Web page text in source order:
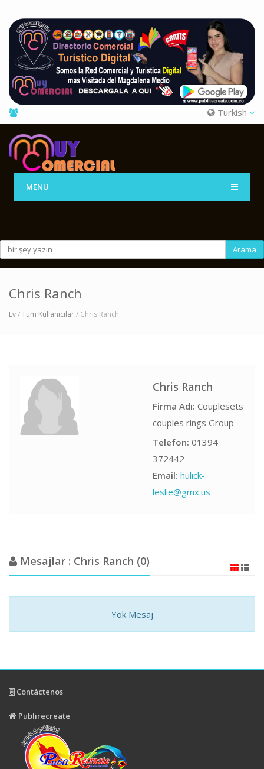
Turkish
MENÜ
Arama
Chris Ranch
Ev/Tüm Kullanıcılar/ Chris Ranch
Chris Ranch
Firma Adı: Couplesets
couples rings Group
Telefon: 01394
372442
Email: hulick-
leslie@gmx.us
Mesajlar : Chris Ranch (0)
Yok Mesaj
Contáctenos
Publirecreate